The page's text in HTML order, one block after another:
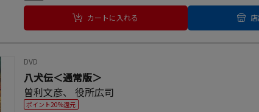
カートに入れる
DVD
八犬伝＜通常版＞
曽利文彦、役所広司
ポイント20%還元